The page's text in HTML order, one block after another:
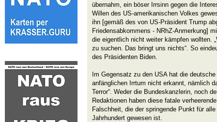
übernahm, ein böser Irrsinn gegen die
Willen des US-amerikanischen Volkes
ihn [gemäß des von US-Präsident Trump
Friedensabkommens - NRhZ-Anmerkung]
die eigentlich nicht weiter kämpfen wollten.
zu suchen. Das bringt uns nichts“. So
des Präsidenten Biden.
Im Gegensatz zu den USA hat die
anfänglichen Irrtum nicht erkannt, nämlich
Terror“. Weder die Bundeskanzlerin, noch
Redaktionen haben diese fatale
Falschheit, die der springende Punkt für
Jahrhundert gewesen ist.